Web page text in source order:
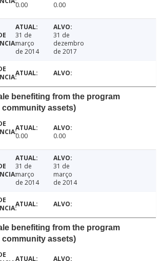
0.00 0.00
31 de
março
de 2014
31 de
dezembro
de 2017
benefiting from the program
assets)
0.00 0.00
31 de
março
de 2014
31 de
março
de 2014
benefiting from the program
assets)